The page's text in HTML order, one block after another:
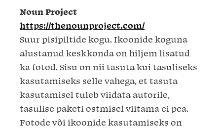
Noun Project
https://thenounproject.com/
Suur pisipiltide kogu. Ikoonide koguna
alustanud keskkonda on hiljem lisatud
ka fotod. Sisu on nii tasuta kui tasuliseks
kasutamiseks selle vahega, et tasuta
kasutamisel tuleb viidata autorile,
tasulise paketi ostmisel viitama ei pea.
Fotode või ikoonide kasutamiseks on